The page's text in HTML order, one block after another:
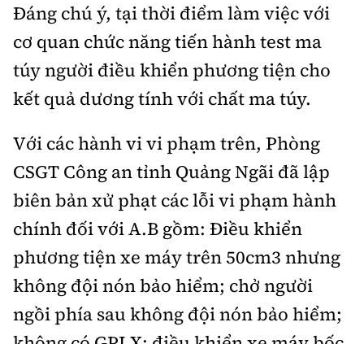
Hotline:
0901 514 799
Quảng cáo và Phát hành:
0915 057 282
Email:bandoc@baoxaydung.vn
Cấm sao chép dưới mọi hình thức nếu không có sự
chấp thuận bằng văn bản.
Thông tin tòa
Đáng chú ý, tại thời điểm làm việc với
cơ quan chức năng tiến hành test ma
túy người điều khiển phương tiện cho
kết quả dương tính với chất ma túy.
Với các hành vi vi phạm trên, Phòng
CSGT Công an tỉnh Quảng Ngãi đã lập
biên bản xử phạt các lỗi vi phạm hành
chính đối với A.B gồm: Điều khiển
phương tiện xe máy trên 50cm3 nhưng
không đội nón bảo hiểm; chở người
ngồi phía sau không đội nón bảo hiểm;